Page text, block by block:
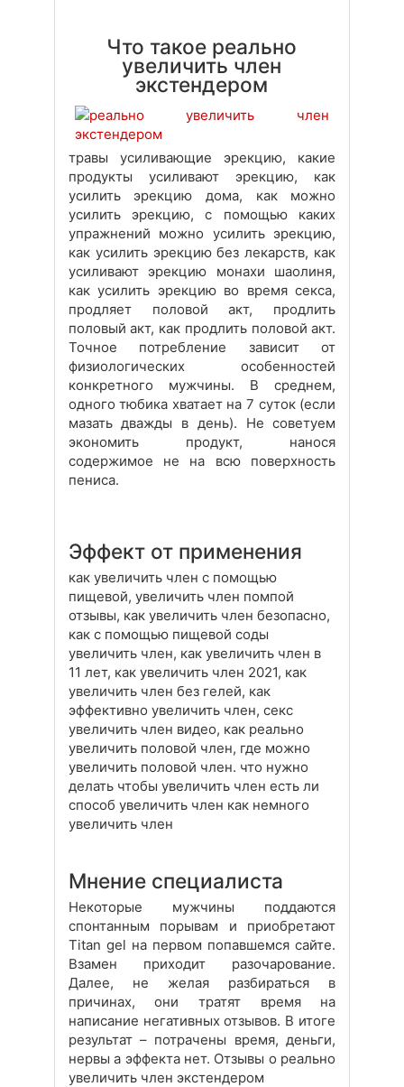
Что такое реально
увеличить член
экстендером
травы усиливающие эрекцию, какие
продукты усиливают эрекцию, как
усилить эрекцию дома, как можно
усилить эрекцию, с помощью каких
упражнений можно усилить эрекцию,
как усилить эрекцию без лекарств, как
усиливают эрекцию монахи шаолиня,
как усилить эрекцию во время секса,
продляет половой акт, продлить
половый акт, как продлить половой акт.
Точное потребление зависит от
физиологических особенностей
конкретного мужчины. В среднем,
одного тюбика хватает на 7 суток (если
мазать дважды в день). Не советуем
экономить продукт, нанося
содержимое не на всю поверхность
пениса.
Эффект от применения
как увеличить член с помощью
пищевой, увеличить член помпой
отзывы, как увеличить член безопасно,
как с помощью пищевой соды
увеличить член, как увеличить член в
11 лет, как увеличить член 2021, как
увеличить член без гелей, как
эффективно увеличить член, секс
увеличить член видео, как реально
увеличить половой член, где можно
увеличить половой член. что нужно
делать чтобы увеличить член есть ли
способ увеличить член как немного
увеличить член
Мнение специалиста
Некоторые мужчины поддаются
спонтанным порывам и приобретают
Titan gel на первом попавшемся сайте.
Взамен приходит разочарование.
Далее, не желая разбираться в
причинах, они тратят время на
написание негативных отзывов. В итоге
результат – потрачены время, деньги,
нервы а эффекта нет. Отзывы о реально
увеличить член экстендером